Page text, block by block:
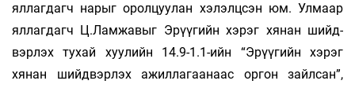
яллагдагч нарыг оролцуулан хэлэлцсэн юм. Улмаар
яллагдагч Ц.Ламжавыг Эрүүгийн хэрэг хянан шийд­­
вэрлэх тухай хуулийн 14.9-1.1-ийн “Эрүүгийн хэрэг
хянан шийдвэрлэх ажиллагаанаас оргон зайлсан”,